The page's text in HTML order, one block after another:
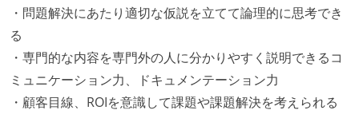
・問題解決にあたり適切な仮説を立てて論理的に思考でき
る
・専門的な内容を専門外の人に分かりやすく説明できるコ
ミュニケーション力、ドキュメンテーション力
・顧客目線、ROIを意識して課題や課題解決を考えられる